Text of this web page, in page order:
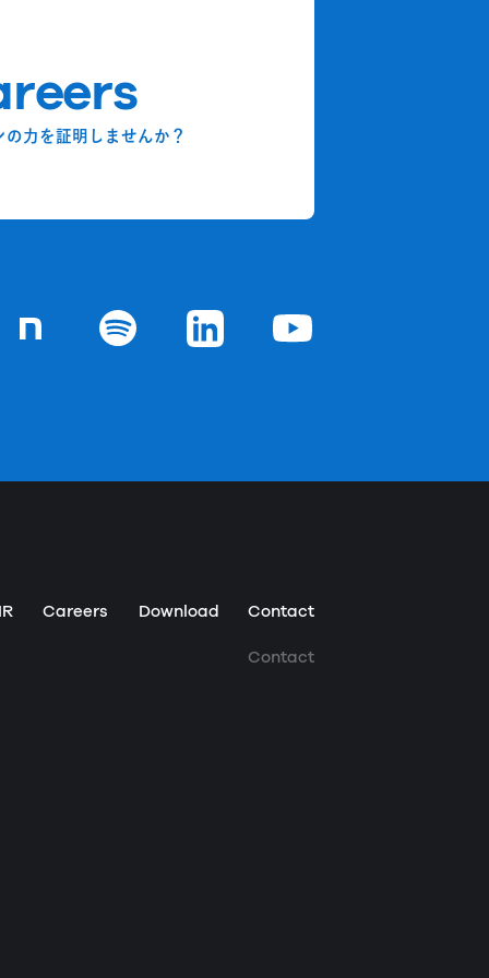
力を証明しませんか？
のGoodpatchの
ページGoodpatchのGoodpatchの
ページGoodpatchの
IR Careers Download Contact
Contact